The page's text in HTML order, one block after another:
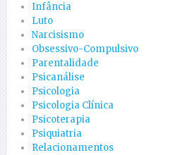
Infância
Luto
Narcisismo
Obsessivo-Compulsivo
Parentalidade
Psicanálise
Psicologia
Psicologia Clínica
Psicoterapia
Psiquiatria
Relacionamentos